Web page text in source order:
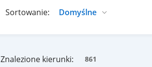
Sortowanie:
Znalezione kierunki: 861